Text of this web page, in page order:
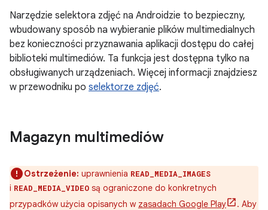
Narzędzie selektora zdjęć na Androidzie to bezpieczny,
wbudowany sposób na wybieranie plików multimedialnych
bez konieczności przyznawania aplikacji dostępu do całej
biblioteki multimediów. Ta funkcja jest dostępna tylko na
obsługiwanych urządzeniach. Więcej informacji znajdziesz
w przewodniku po selektorze zdjęć.
Magazyn multimediów
Ostrzeżenie: uprawnienia READ_MEDIA_IMAGES
i READ_MEDIA_VIDEO są ograniczone do konkretnych
przypadków użycia opisanych w zasadach Google Play
. Aby